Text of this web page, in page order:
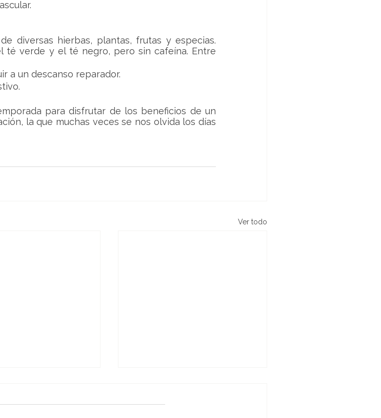
diversas hierbas, plantas, frutas y especias.
té verde y el té negro, pero sin cafeína. Entre
a un descanso reparador.
para disfrutar de los beneficios de un
la que muchas veces se nos olvida los días
Ver todo